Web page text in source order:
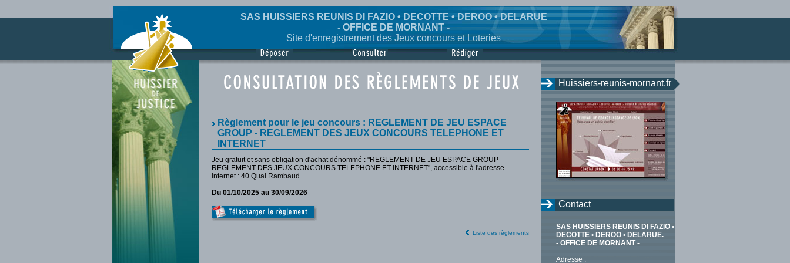
SAS HUISSIERS REUNIS DI FAZIO • DECOTTE • DEROO • DELARUE
- OFFICE DE MORNANT -
Site d'enregistrement des Jeux concours et Loteries
Règlement pour le jeu concours : REGLEMENT DE JEU ESPACE
GROUP - REGLEMENT DES JEUX CONCOURS TELEPHONE ET
INTERNET
Jeu gratuit et sans obligation d'achat dénommé : "REGLEMENT DE JEU ESPACE GROUP -
REGLEMENT DES JEUX CONCOURS TELEPHONE ET INTERNET", accessible à l'adresse
internet : 40 Quai Rambaud
Du 01/10/2025 au 30/09/2026
Liste des règlements
Huissiers-reunis-mornant.fr
Contact
SAS HUISSIERS REUNIS DI FAZIO •
DECOTTE • DEROO • DELARUE.
- OFFICE DE MORNANT -
Adresse :